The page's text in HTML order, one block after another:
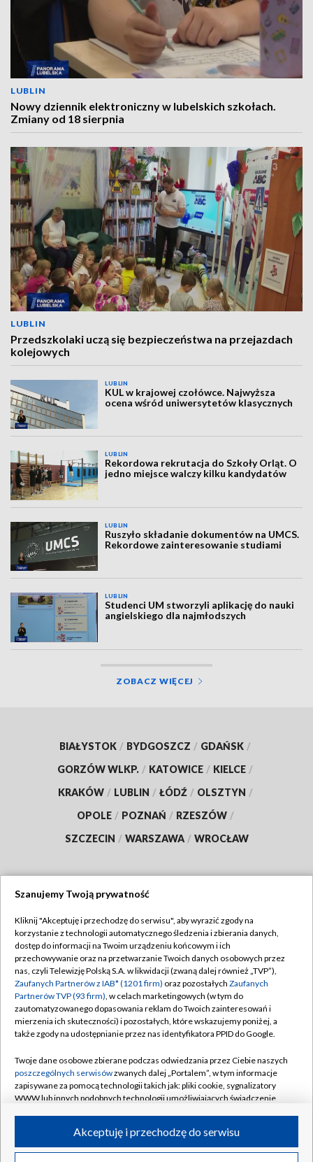
LUBLIN
Nowy dziennik elektroniczny w lubelskich szkołach.
Zmiany od 18 sierpnia
LUBLIN
Przedszkolaki uczą się bezpieczeństwa na przejazdach
kolejowych
LUBLIN
KUL w krajowej czołówce. Najwyższa
ocena wśród uniwersytetów klasycznych
LUBLIN
Rekordowa rekrutacja do Szkoły Orląt. O
jedno miejsce walczy kilku kandydatów
LUBLIN
Ruszyło składanie dokumentów na UMCS.
Rekordowe zainteresowanie studiami
LUBLIN
Studenci UM stworzyli aplikację do nauki
angielskiego dla najmłodszych
ZOBACZ WIĘCEJ
BIAŁYSTOK / BYDGOSZCZ / GDAŃSK /
GORZÓW WLKP. / KATOWICE / KIELCE /
KRAKÓW / LUBLIN / ŁÓDŹ / OLSZTYN /
OPOLE / POZNAŃ / RZESZÓW /
SZCZECIN / WARSZAWA / WROCŁAW
TVP
Abonament TVP
Emisja w TVP
Centrum informacji TVP
Naziemna Telewizja Cyfrowa
Rada Programowa
System NOS
Informacje o nadawcy
Program dla prasy
Regulamin TVP
Polityka prywatności
Moje zgody
Pomoc
Kontakt
Kanały
©2026 Telewizja Polska S.A. w likwidacji
Szanujemy Twoją prywatność
Kliknij "Akceptuję i przechodzę do serwisu", aby wyrazić zgody na
korzystanie z technologii automatycznego śledzenia i zbierania danych,
dostęp do informacji na Twoim urządzeniu końcowym i ich
przechowywanie oraz na przetwarzanie Twoich danych osobowych przez
nas, czyli Telewizję Polską S.A. w likwidacji (zwaną dalej również „TVP”),
Zaufanych Partnerów z IAB* (1201 firm) oraz pozostałych Zaufanych
Partnerów TVP (93 firm), w celach marketingowych (w tym do
zautomatyzowanego dopasowania reklam do Twoich zainteresowań i
mierzenia ich skuteczności) i pozostałych, które wskazujemy poniżej, a
także zgody na udostępnianie przez nas identyfikatora PPID do Google.
Twoje dane osobowe zbierane podczas odwiedzania przez Ciebie naszych
poszczególnych serwisówzwanych dalej „Portalem”, w tym informacje
zapisywane za pomocą technologii takich jak: pliki cookie, sygnalizatory
WWW lub innych podobnych technologii umożliwiających świadczenie
ruchu w Internecie.Akceptuję i przechodzę do serwisu